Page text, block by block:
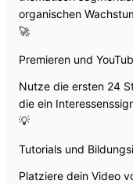
organischen
🚀
Premieren und
Nutze die ersten 24
die ein
💡
Tutorials und
Platziere dein Video